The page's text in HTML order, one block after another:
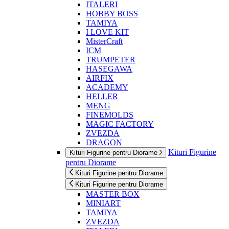
ITALERI
HOBBY BOSS
TAMIYA
I LOVE KIT
MisterCraft
ICM
TRUMPETER
HASEGAWA
AIRFIX
ACADEMY
HELLER
MENG
FINEMOLDS
MAGIC FACTORY
ZVEZDA
DRAGON
Kituri Figurine pentru Diorame
Kituri Figurine
pentru Diorame
Kituri Figurine pentru Diorame
Kituri Figurine pentru Diorame
MASTER BOX
MINIART
TAMIYA
ZVEZDA